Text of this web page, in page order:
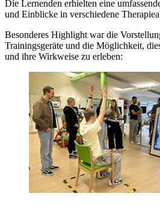
Die Lernenden erhielten eine
und Einblicke in verschiedene
Besonderes Highlight war die
Trainingsgeräte und die Möglichkeit,
und ihre Wirkweise zu erleben: